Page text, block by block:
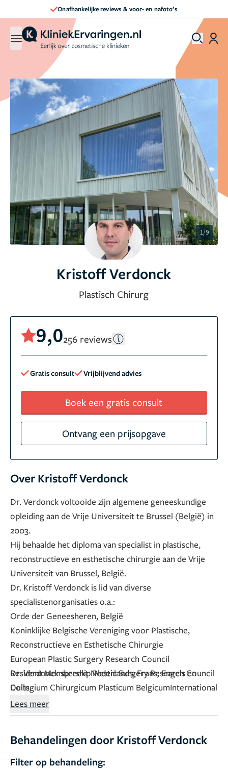
Onafhankelijke reviews & voor- en nafoto’s
1/9
Kristoff Verdonck
Plastisch Chirurg
9,0256 reviews
Gratis consult Vrijblijvend advies
Boek een gratis consult
Ontvang een prijsopgave
Over Kristoff Verdonck
Dr. Verdonck voltooide zijn algemene geneeskundige
opleiding aan de Vrije Universiteit te Brussel (België) in
2003.
Hij behaalde het diploma van specialist in plastische,
reconstructieve en esthetische chirurgie aan de Vrije
Universiteit van Brussel, België.
Dr. Kristoff Verdonck is lid van diverse
specialistenorganisaties o.a.:
Orde der Geneesheren, België
Koninklijke Belgische Vereniging voor Plastische,
Reconstructieve en Esthetische Chirurgie
European Plastic Surgery Research Council
Resident Membership Plastic Surgery Research Council
Collegium Chirurgicum Plasticum BelgicumInternational
Society of Aesthetic Plastic Surgery
Dr. Verdonck spreekt Nederlands, Frans, Engels en
Duits.
Lees meer
Behandelingen door Kristoff Verdonck
Filter op behandeling: